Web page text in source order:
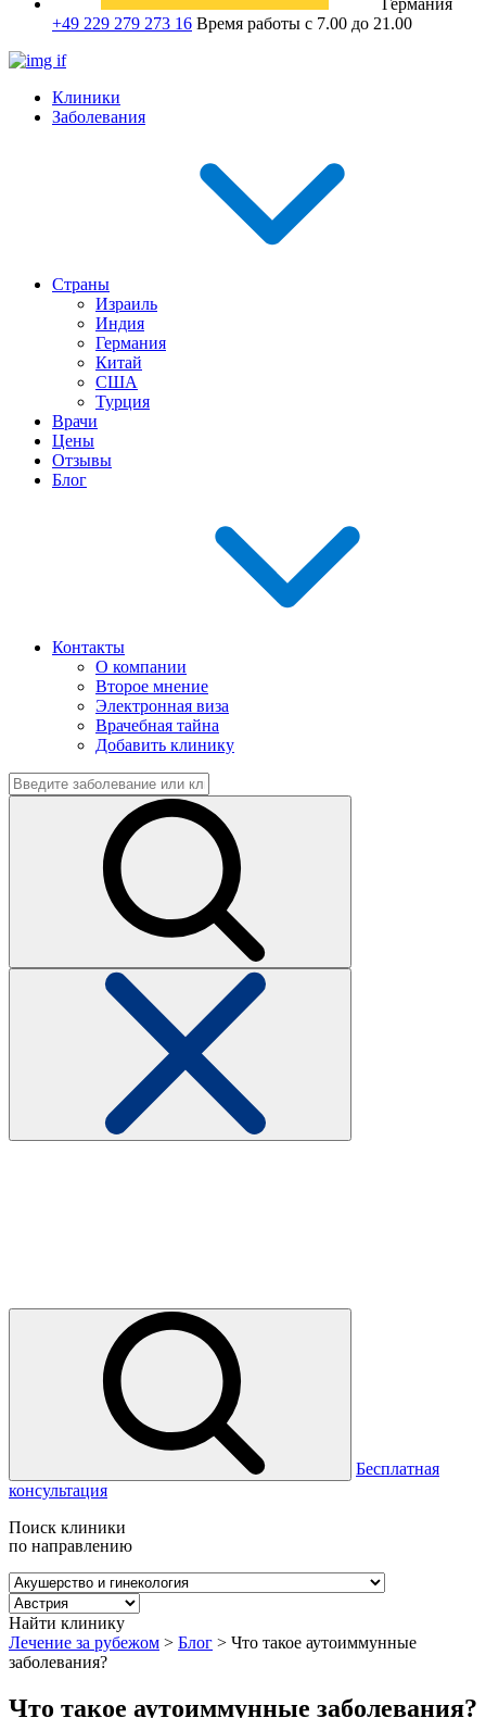
Германия
+49 229 279 273 16 Время работы с 7.00 до 21.00
Клиники
Заболевания
Страны
Израиль
Индия
Германия
Китай
США
Турция
Врачи
Цены
Отзывы
Блог
Контакты
О компании
Второе мнение
Электронная виза
Врачебная тайна
Добавить клинику
Бесплатная
консультация
Поиск клиники
по направлению
Найти клинику
Лечение за рубежом > Блог > Что такое аутоиммунные
заболевания?
Что такое аутоиммунные заболевания?